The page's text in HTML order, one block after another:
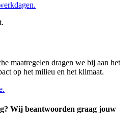
maatregelen dragen we bij aan het
op het milieu en het klimaat.
Wij beantwoorden graag jouw